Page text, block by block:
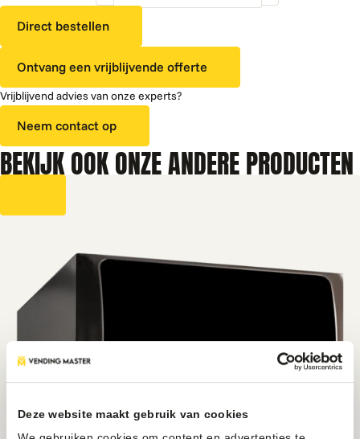
Deze website maakt gebruik van cookies
Instant
Direct bestellen
Ontvang een vrijblijvende offerte
Vrijblijvend advies van onze experts?
Neem contact op
BEKIJK OOK ONZE ANDERE PRODUCTEN